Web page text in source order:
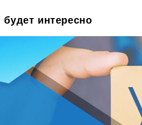
интересно